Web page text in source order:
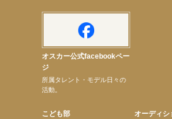
オスカー公式facebookペー
ジ
所属タレント・モデル日々の
活動。
こども部 オーディシ